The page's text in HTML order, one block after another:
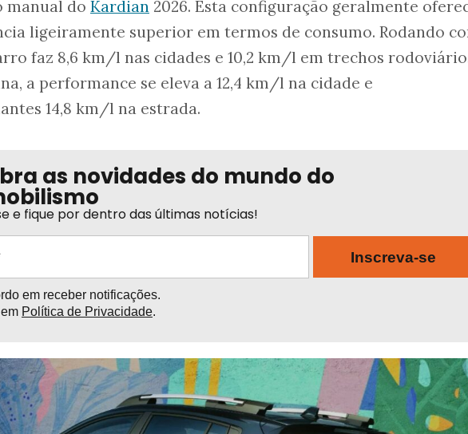
manual do Kardian 2026. Esta configuração geralmente
ligeiramente superior em termos de consumo. Rodando
faz 8,6 km/l nas cidades e 10,2 km/l em trechos
a performance se eleva a 12,4 km/l na cidade e
14,8 km/l na estrada.
as novidades do mundo do
e fique por dentro das últimas notícias!
em receber notificações.
Política de Privacidade.
Inscreva-se